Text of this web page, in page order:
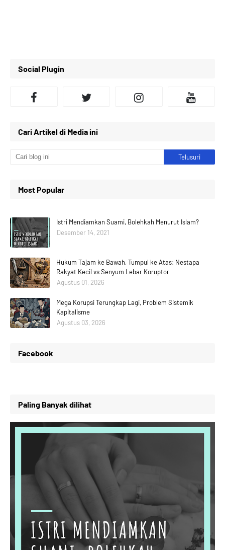
Social Plugin
Cari Artikel di Media ini
Most Popular
Istri Mendiamkan Suami, Bolehkah Menurut Islam?
Desember 14, 2021
Hukum Tajam ke Bawah, Tumpul ke Atas: Nestapa
Rakyat Kecil vs Senyum Lebar Koruptor
Agustus 01, 2026
Mega Korupsi Terungkap Lagi, Problem Sistemik
Kapitalisme
Agustus 03, 2026
Facebook
Paling Banyak dilihat